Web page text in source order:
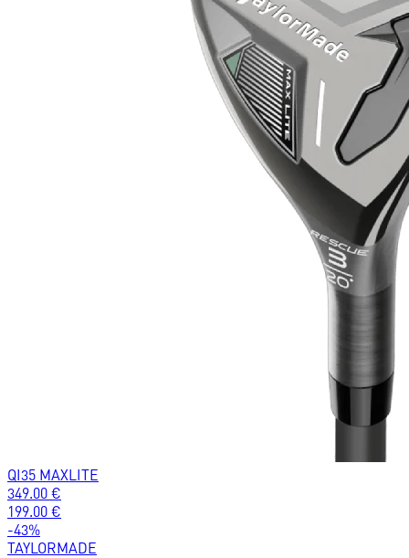
QI35 MAXLITE
349.00 €
199.00 €
-43%
TAYLORMADE